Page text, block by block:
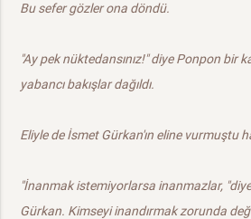
Bu sefer gözler ona döndü.
"Ay pek nüktedansınız!" diye Ponpon bir
yabancı bakışlar dağıldı.
Eliyle de İsmet Gürkan'ın eline vurmuştu
"İnanmak istemiyorlarsa inanmazlar,
Gürkan. Kimseyi inandırmak zorunda